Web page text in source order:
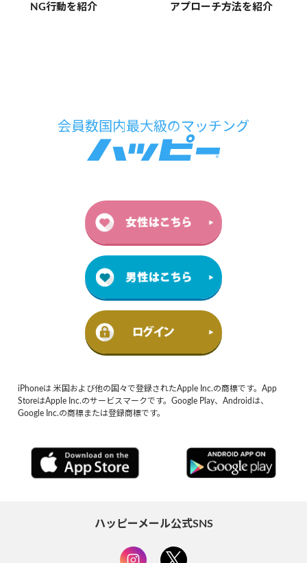
NG行動を紹介
アプローチ方法を紹介
iPhoneは 米国および他の国々で登録されたApple Inc.の商標です。App
StoreはApple Inc.のサービスマークです。Google Play、Androidは、
Google Inc.の商標または登録商標です。
ハッピーメール公式SNS